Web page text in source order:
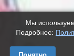
Мы
Подробнее:
Понятно